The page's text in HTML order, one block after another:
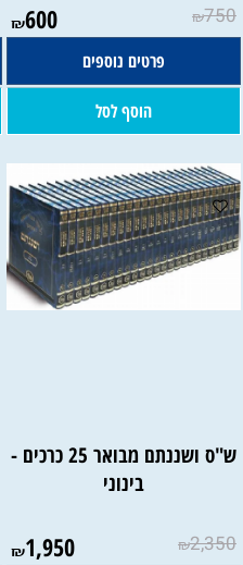
₪750
₪600
פרטים נוספים
הוסף לסל
ש"ס ושננתם מבואר 25 כרכים -
בינוני
₪2,350
₪1,950